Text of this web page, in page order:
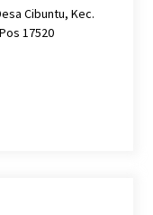
Cibuntu, Kec.
17520